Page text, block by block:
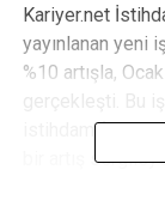
Kariyer.net
yayınlanan yeni
%10 artışla,
istihdam fırsatı
bir artış